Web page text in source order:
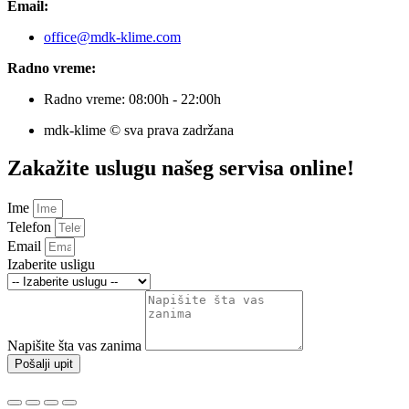
Email:
office@mdk-klime.com
Radno vreme:
Radno vreme: 08:00h - 22:00h
mdk-klime © sva prava zadržana
Zakažite uslugu našeg servisa online!
Ime
Telefon
Email
Izaberite usligu
Napišite šta vas zanima
Pošalji upit